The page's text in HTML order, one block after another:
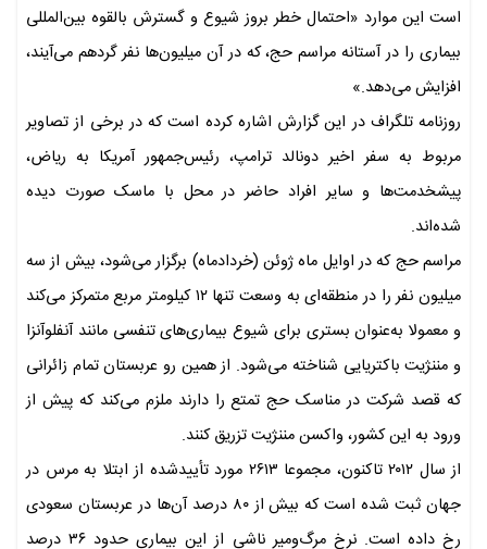
است این موارد «احتمال خطر بروز شیوع و گسترش بالقوه بین‌المللی
بیماری را در آستانه مراسم حج، که در آن میلیون‌ها نفر گردهم می‌آیند،
افزایش می‌دهد.»
روزنامه تلگراف در این گزارش اشاره کرده است که در برخی از تصاویر
مربوط به سفر اخیر دونالد ترامپ، رئیس‌جمهور آمریکا به ریاض،
پیشخدمت‌ها و سایر افراد حاضر در محل با ماسک صورت دیده
شده‌اند.
مراسم حج که در اوایل ماه ژوئن (خردادماه) برگزار می‌شود، بیش از سه
میلیون نفر را در منطقه‌ای به وسعت تنها ۱۲ کیلومتر مربع متمرکز می‌کند
و معمولا به‌عنوان بستری برای شیوع بیماری‌های تنفسی مانند آنفلوآنزا
و مننژیت باکتریایی شناخته می‌شود. از همین رو عربستان تمام زائرانی
که قصد شرکت در مناسک حج تمتع را دارند ملزم می‌کند که پیش از
ورود به این کشور، واکسن مننژیت تزریق کنند.
از سال ۲۰۱۲ تاکنون، مجموعا ۲۶۱۳ مورد تأییدشده از ابتلا به مرس در
جهان ثبت شده است که بیش از ۸۰ درصد آن‌ها در عربستان سعودی
رخ داده است. نرخ مرگ‌ومیر ناشی از این بیماری حدود ۳۶ درصد